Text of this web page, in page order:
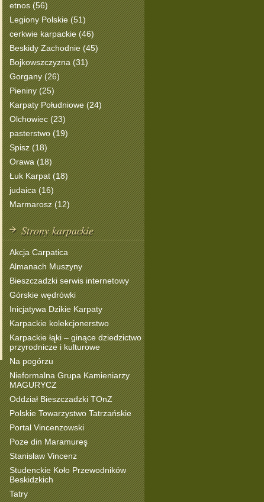
etnos (56)
Legiony Polskie (51)
cerkwie karpackie (46)
Beskidy Zachodnie (45)
Bojkowszczyzna (31)
Gorgany (26)
Pieniny (25)
Karpaty Południowe (24)
Olchowiec (23)
pasterstwo (19)
Spisz (18)
Orawa (18)
Łuk Karpat (18)
judaica (16)
Marmarosz (12)
Strony karpackie
Akcja Carpatica
Almanach Muszyny
Bieszczadzki serwis internetowy
Górskie wędrówki
Inicjatywa Dzikie Karpaty
Karpackie kolekcjonerstwo
Karpackie łąki – ginące dziedzictwo
przyrodnicze i kulturowe
Na pogórzu
Nieformalna Grupa Kamieniarzy
MAGURYCZ
Oddział Bieszczadzki TOnZ
Polskie Towarzystwo Tatrzańskie
Portal Vincenzowski
Poze din Maramureş
Stanisław Vincenz
Studenckie Koło Przewodników
Beskidzkich
Tatry